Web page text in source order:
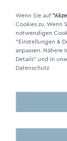
DINO
Germany" 2026
Wenn Sie auf
Cookies zu. Wenn
notwendigen
"Einstellungen &
anpassen. Nähere
Details" und in
Datenschutz